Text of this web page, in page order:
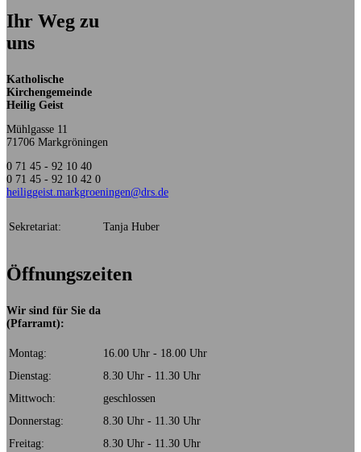
Ihr Weg zu
uns
Katholische
Kirchengemeinde
Heilig Geist
Mühlgasse 11
71706 Markgröningen
0 71 45 - 92 10 40
0 71 45 - 92 10 42 0
heiliggeist.markgroeningen@drs.de
Sekretariat: Tanja Huber
Öffnungszeiten
Wir sind für Sie da
(Pfarramt):
Montag:
16.00 Uhr - 18.00 Uhr
Dienstag:
8.30 Uhr - 11.30 Uhr
Mittwoch:
geschlossen
Donnerstag:
8.30 Uhr - 11.30 Uhr
Freitag:
8.30 Uhr - 11.30 Uhr